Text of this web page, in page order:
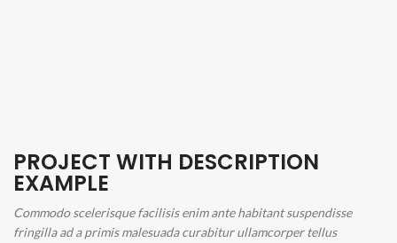
PROJECT WITH DESCRIPTION
EXAMPLE
Commodo scelerisque facilisis enim ante habitant suspendisse
fringilla ad a primis malesuada curabitur ullamcorper tellus